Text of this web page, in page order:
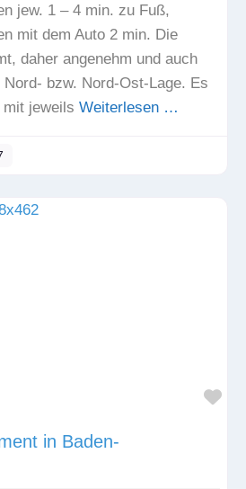
jew. 1 – 4 min. zu Fuß,
mit dem Auto 2 min. Die
daher angenehm und auch
bzw. Nord-Ost-Lage. Es
jeweils Weiterlesen …
in Baden-